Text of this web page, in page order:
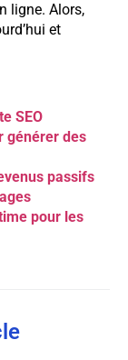
ligne. Alors,
et
SEO
générer des
passifs
pour les